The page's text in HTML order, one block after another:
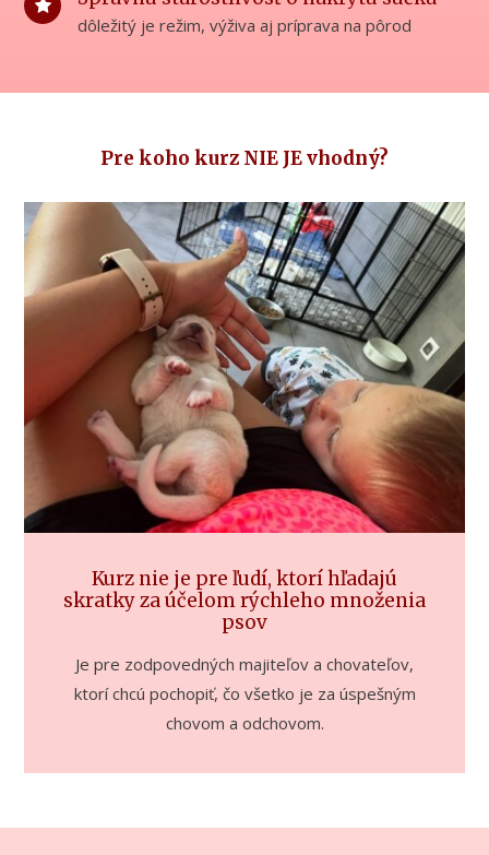
dôležitý je režim, výživa aj príprava na pôrod
Pre koho kurz NIE JE vhodný?
Kurz nie je pre ľudí, ktorí hľadajú
skratky za účelom rýchleho množenia
psov
Je pre zodpovedných majiteľov a chovateľov,
ktorí chcú pochopiť, čo všetko je za úspešným
chovom a odchovom.